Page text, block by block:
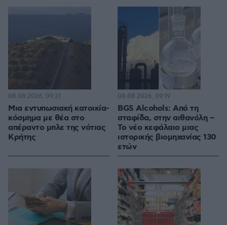
Μια εντυπωσιακή κατοικία-
κόσμημα με θέα στο
απέραντο μπλε της νότιας
Κρήτης
08.08.2026, 09:21
BGS Alcohols: Από τη
σταφίδα, στην αιθανόλη –
Το νέο κεφάλαιο μιας
ιστορικής βιομηχανίας 130
ετών
08.08.2026, 09:19